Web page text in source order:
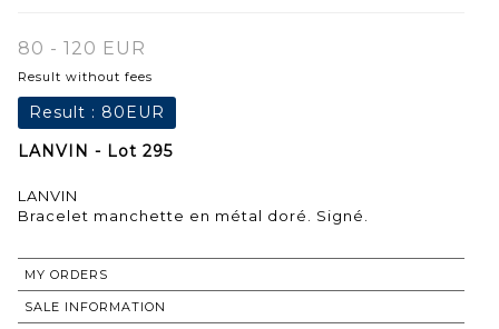
80 - 120 EUR
Result without fees
Result : 80EUR
LANVIN - Lot 295
LANVIN
Bracelet manchette en métal doré. Signé.
MY ORDERS
SALE INFORMATION